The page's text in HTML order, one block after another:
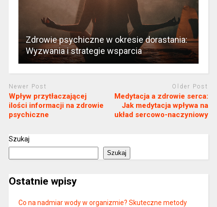
Zdrowie psychiczne w okresie dorastania:
Wyzwania i strategie wsparcia
Newer Post
Wpływ przytłaczającej
ilości informacji na zdrowie
psychiczne
Older Post
Medytacja a zdrowie serca:
Jak medytacja wpływa na
układ sercowo-naczyniowy
Szukaj
Szukaj
Ostatnie wpisy
Co na nadmiar wody w organizmie? Skuteczne metody